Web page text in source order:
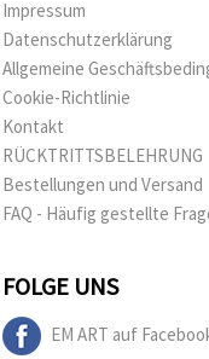
Impressum
Datenschutzerklärung
Allgemeine
Cookie-Richtlinie
Kontakt
RÜCKTRITTSBELEHRUNG
Bestellungen und Versand
FAQ - Häufig gestellte
FOLGE UNS
EM ART auf